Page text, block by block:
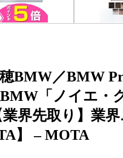
穂BMW／BMW
「ノイエ・
業界先取り】業
】 – MOTA